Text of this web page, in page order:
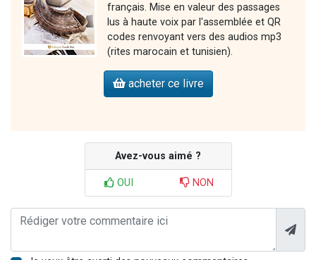
français. Mise en valeur des passages
lus à haute voix par l'assemblée et QR
codes renvoyant vers des audios mp3
(rites marocain et tunisien).
acheter ce livre
Avez-vous aimé ?
OUI NON